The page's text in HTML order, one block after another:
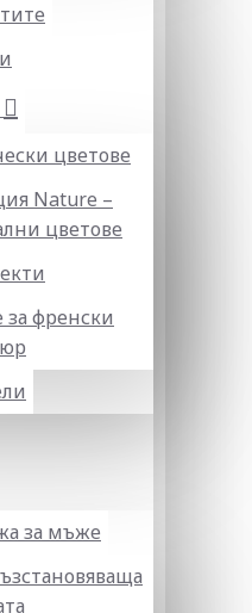
цветове
Nature –
цветове
за френски
за мъже